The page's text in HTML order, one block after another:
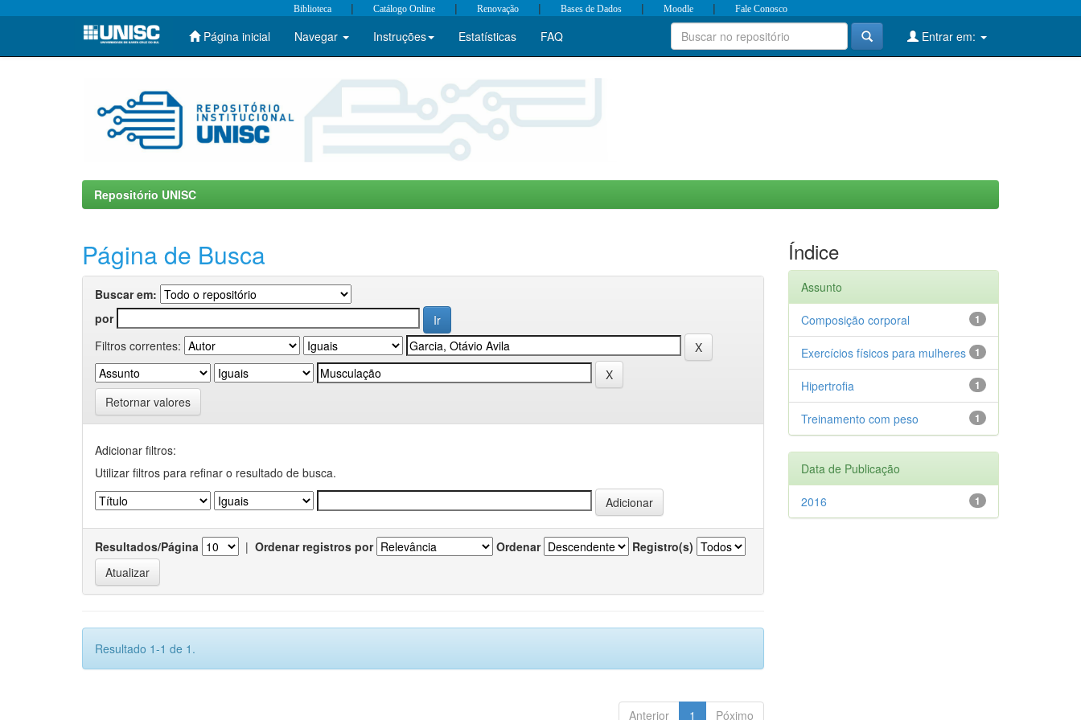
Skip
Biblioteca | Catálogo Online | Renovação | Bases de Dados | Moodle | Fale Conosco
Página inicial Navegar Instruções Estatísticas FAQ Entrar em:
Repositório UNISC
Página de Busca
Buscar em:
por
Filtros correntes:
Retornar valores
Adicionar filtros:
Utilizar filtros para refinar o resultado de busca.
Resultados/Página | Ordenar registros por Ordenar Registro(s)
Resultado 1-1 de 1.
Anterior 1 Póximo
Índice
Assunto
1
Composição corporal
1
Exercícios físicos para mulheres
1
Hipertrofia
1
Treinamento com peso
Data de Publicação
1
2016